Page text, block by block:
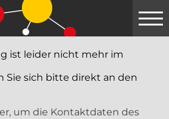
ist leider nicht mehr im
Sie sich bitte direkt an den
um die Kontaktdaten des